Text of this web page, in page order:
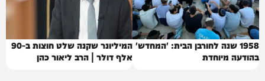
1958 שנה לחורבן הבית: 'המחדש'
בהודעה מיוחדת
המיליונר שקנה שלט חוצות ב-90
אלף דולר | הרב ליאור כהן